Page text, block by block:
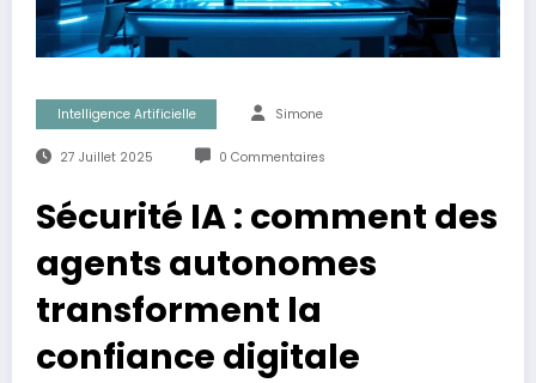
Intelligence Artificielle Simone
27 Juillet 2025 0 Commentaires
Sécurité IA : comment des
agents autonomes
transforment la
confiance digitale